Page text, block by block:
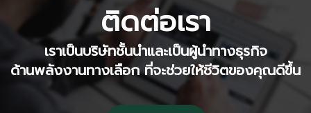
ติดต่อเรา
เราเป็นบริษัทชั้นนำและเป็นผู้นำทางธุรกิจ
ด้านพลังงานทางเลือก ที่จะช่วยให้ชีวิตของคุณดีขึ้น